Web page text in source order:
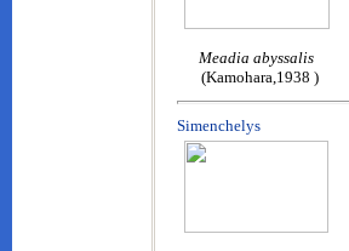
Meadia abyssalis
(Kamohara,1938 )
Simenchelys